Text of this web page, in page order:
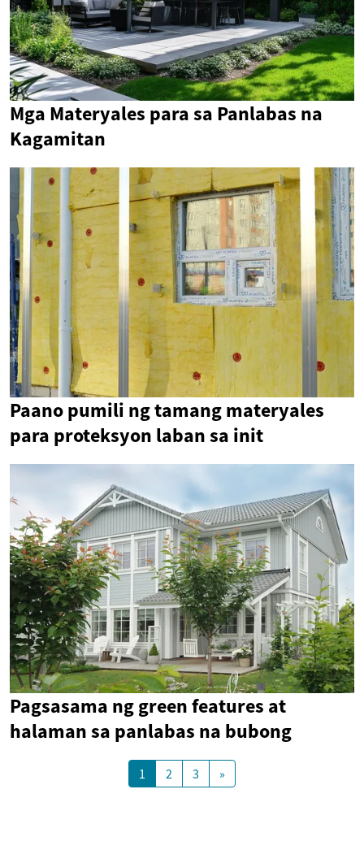
Mga Materyales para sa Panlabas na
Kagamitan
Paano pumili ng tamang materyales
para proteksyon laban sa init
Pagsasama ng green features at
halaman sa panlabas na bubong
1 2 3 »